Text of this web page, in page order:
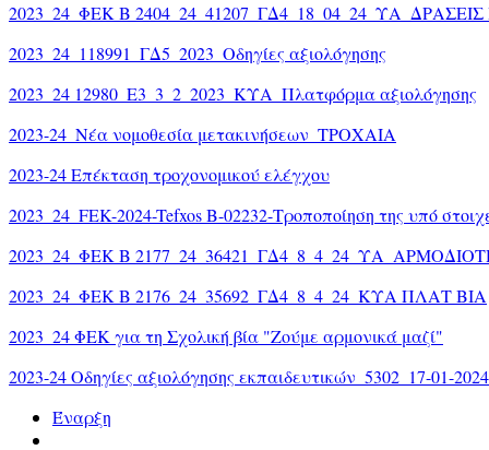
2023_24_ΦΕΚ Β
2023_24_118991_ΓΔ5_2023_Οδηγίες αξιολόγησης
2023_24 12980_Ε3_3_2_2023_ΚΥΑ_Πλατφόρμα αξιολόγησης
2023-24_Νέα νομοθεσία μετακινήσεων_ΤΡΟΧΑΙΑ
2023-24 Επέκταση τροχονομικού ελέγχου
2023_24_FEK-2024-Tefxos B-02232-Τροποποίηση της υπό
2023_24_ΦΕΚ Β
2023_24_ΦΕΚ Β 2176_24_35692_ΓΔ4_8_4_24_ΚΥΑ ΠΛΑΤ ΒΙΑ
2023_24 ΦΕΚ για τη Σχολική βία "Ζούμε αρμονικά μαζί"
2023-24 Οδηγίες αξιολόγησης εκπαιδευτικών_5302_17-01-2024
Έναρξη